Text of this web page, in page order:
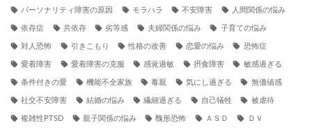
パーソナリティ障害の原因 モラハラ 不安障害 人間関係の悩み
依存症 共依存 劣等感 夫婦関係の悩み 子育ての悩み
対人恐怖 引きこもり 性格の改善 恋愛の悩み 恐怖症
愛着障害 愛着障害の克服 感覚過敏 摂食障害 敏感過ぎる
条件付きの愛 機能不全家族 毒親 気にし過ぎる 無価値感
社交不安障害 結婚の悩み 繊細過ぎる 自己犠牲 被虐待
複雑性PTSD 親子関係の悩み 醜形恐怖 ＡＳＤ ＤＶ